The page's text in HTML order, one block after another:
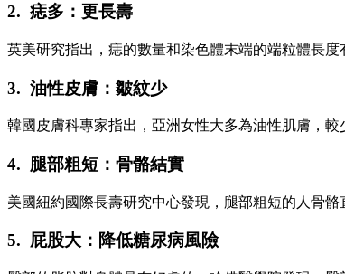
2. 痣多：更長壽
英美研究指出，痣的數量和染色體末端的端粒體長
3. 油性皮膚：皺紋少
韓國皮膚科專家指出，亞洲女性大多為油性肌膚，
4. 腿部粗短：骨骼結實
美國紐約國際長壽研究中心發現，腿部粗短的人骨
5. 屁股大：降低糖尿病風險